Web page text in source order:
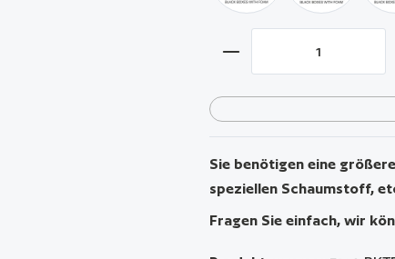
Produkt Anzahl:
Sie benötigen eine
speziellen Schaumstoff,
Fragen Sie einfach, wir